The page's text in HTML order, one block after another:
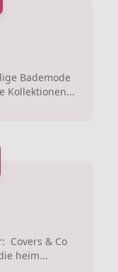
Bademode
Kollektionen...
Covers & Co
heim...